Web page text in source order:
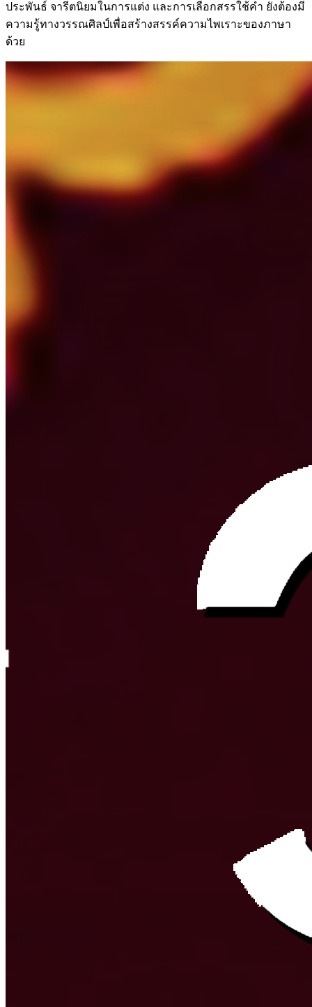
ประพันธ์ จารีตนิยมในการแต่ง และการเลือกสรรใช้คำ ยังต้องมี
ความรู้ทางวรรณศิลป์เพื่อสร้างสรรค์ความไพเราะของภาษา
ด้วย